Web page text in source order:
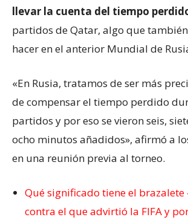
llevar la cuenta del tiempo
partidos de Qatar, algo que
hacer en el anterior Mundial de
«En Rusia, tratamos de ser más
de compensar el tiempo perdido
partidos y por eso se vieron seis,
ocho minutos añadidos», afirmó a
en una reunión previa al torneo.
Qué significado tiene el brazalete
contra el que advirtió la FIFA y